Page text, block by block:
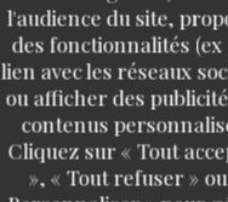
l'audience du site,
des fonctionnalités (ex
lien avec les réseaux
ou afficher des
contenus
Cliquez sur « Tout
», « Tout refuser »